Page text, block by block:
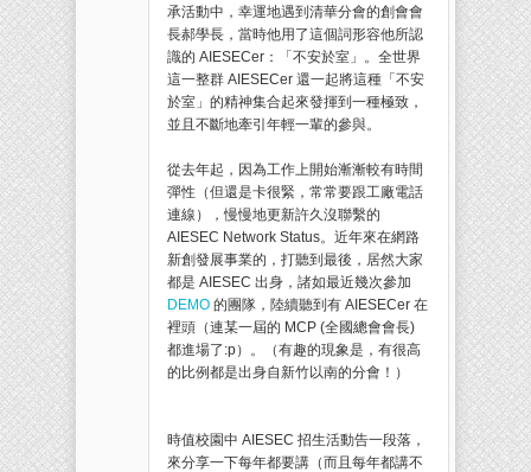
承活動中，幸運地遇到清華分會的創會會
長郝學長，當時他用了這個詞形容他所認
識的 AIESECer：「不安於室」。全世界
這一整群 AIESECer 還一起將這種「不安
於室」的精神集合起來發揮到一種極致，
並且不斷地牽引年輕一輩的參與。
從去年起，因為工作上開始漸漸較有時間
彈性（但還是卡很緊，常常要跟工廠電話
連線），慢慢地更新許久沒聯繫的
AIESEC Network Status。近年來在網路
新創發展事業的，打聽到最後，居然大家
都是 AIESEC 出身，諸如最近幾次參加
DEMO 的團隊，陸續聽到有 AIESECer 在
裡頭（連某一屆的 MCP (全國總會會長)
都進場了:p）。（有趣的現象是，有很高
的比例都是出身自新竹以南的分會！）
時值校園中 AIESEC 招生活動告一段落，
來分享一下每年都要講（而且每年都講不